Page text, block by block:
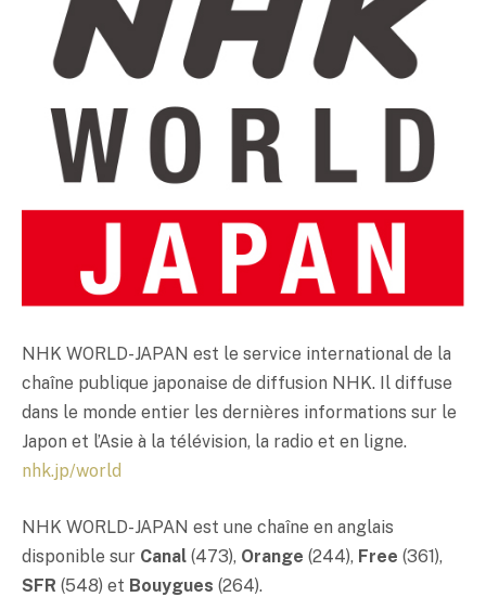
NHK WORLD-JAPAN est le service international de la
chaîne publique japonaise de diffusion NHK. Il diffuse
dans le monde entier les dernières informations sur le
Japon et l’Asie à la télévision, la radio et en ligne.
nhk.jp/world
NHK WORLD-JAPAN est une chaîne en anglais
disponible sur Canal (473), Orange (244), Free (361),
SFR (548) et Bouygues (264).